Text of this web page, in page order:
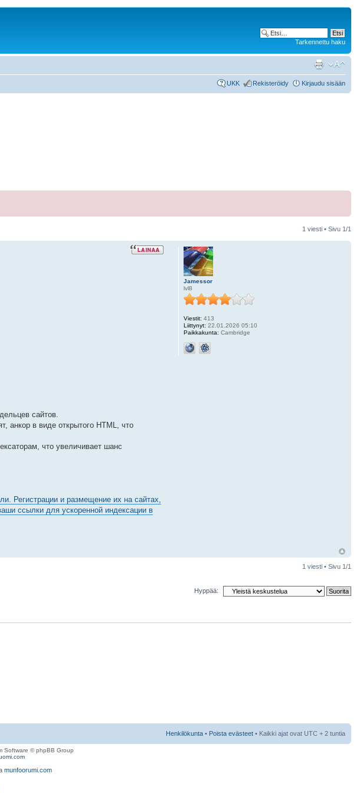
Tarkennettu haku
UKK Rekisteröidy Kirjaudu sisään
1 viesti • Sivu 1/1
сайтов.
анкор в виде открытого HTML, что
что увеличивает шанс
Регистрации и размещение их на сайтах,
ссылки для ускоренной индексации в
Jamessor
lvl8
Viestit: 413
Liittynyt: 22.01.2026 05:10
Paikkakunta: Cambridge
1 viesti • Sivu 1/1
Hyppää:
Henkilökunta • Poista evästeet • Kaikki ajat ovat UTC + 2 tuntia
Software © phpBB Group
munfoorumi.com